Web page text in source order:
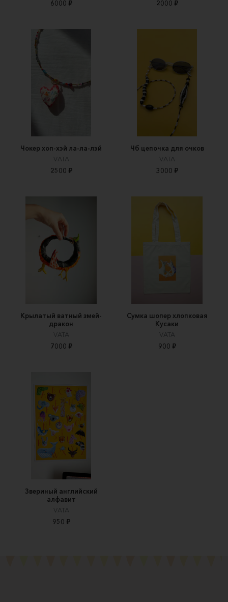
6000 ₽ 2000 ₽
Чокер хоп-хэй ла-ла-лэй
VATA
2500 ₽
Чб цепочка для очков
VATA
3000 ₽
Крылатый ватный змей-
дракон
VATA
7000 ₽
Сумка шопер хлопковая
Кусаки
VATA
900 ₽
Звериный английский
алфавит
VATA
950 ₽